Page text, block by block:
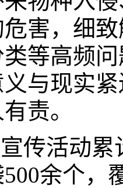
害，细
等高频
与现实
责。
传活动累
余个，